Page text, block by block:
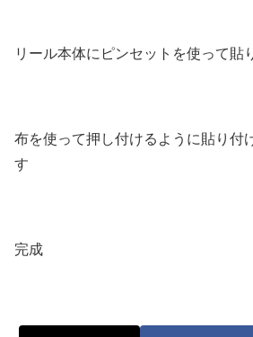
リール本体にピンセットを使って貼
布を使って押し付けるように貼り付
す
完成